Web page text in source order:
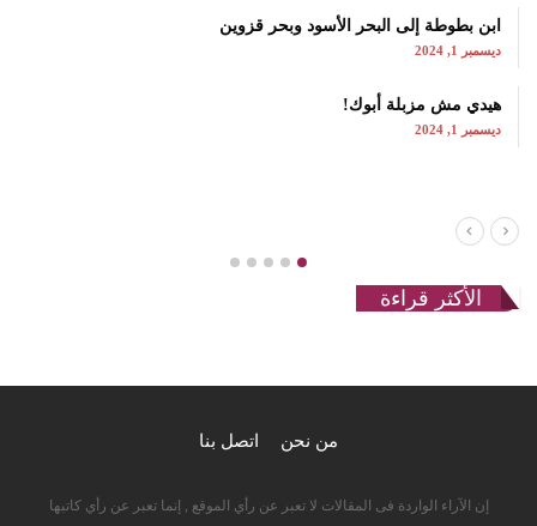
ابن بطوطة إلى البحر الأسود وبحر قزوين
ديسمبر 1, 2024
هيدي مش مزبلة أبوك!
ديسمبر 1, 2024
الأكثر قراءة
من نحن اتصل بنا
إن الآراء الواردة فى المقالات لا تعبر عن رأي الموقع , إنما تعبر عن رأي كاتبها